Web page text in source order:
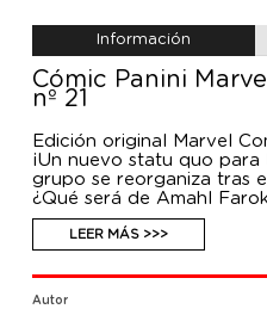
Información
Cómic Panini
nº 21
Edición original Marvel
¡Un nuevo statu quo
grupo se reorganiza tras
¿Qué será de Amahl
de Guerra? ¿Cuántos
viñeta? ¿Qué ocurre con
encuentran unos a otros?
mágica para creerla.
LEER MÁS >>>
Autor